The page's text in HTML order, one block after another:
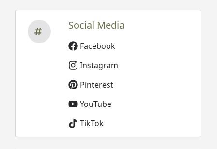
Social Media
Facebook
Instagram
Pinterest
YouTube
TikTok